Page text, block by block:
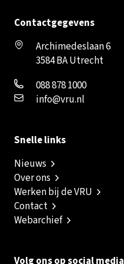
Contactgegevens
Archimedeslaan 6
3584 BA Utrecht
088 878 1000
info@vru.nl
Snelle links
Nieuws
Over ons
Werken bij de VRU
Contact
Webarchief
Volg ons op social media